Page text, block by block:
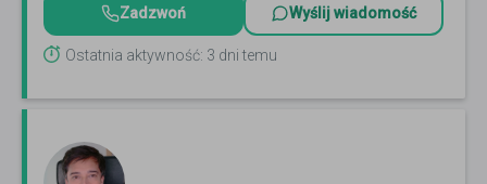
Zadzwoń Wyślij wiadomość
Ostatnia aktywność: 3 dni temu